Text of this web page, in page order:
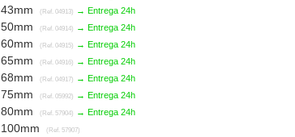
43mm (Ref. 04913) → Entrega 24h
50mm (Ref. 04914) → Entrega 24h
60mm (Ref. 04915) → Entrega 24h
65mm (Ref. 04916) → Entrega 24h
68mm (Ref. 04917) → Entrega 24h
75mm (Ref. 05992) → Entrega 24h
80mm (Ref. 57904) → Entrega 24h
100mm (Ref. 57907)